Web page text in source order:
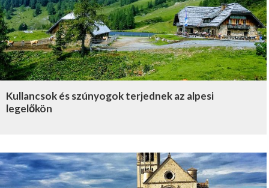
Kullancsok és szúnyogok terjednek az alpesi
legelőkön